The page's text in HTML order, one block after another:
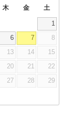
木 金 土
1
6 7 8
13 14 15
20 21 22
27 28 29